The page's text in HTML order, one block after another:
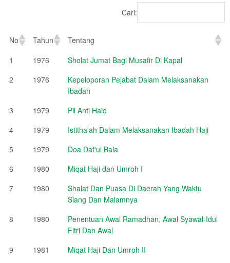
Cari:
No Tahun
Tentang
No
Tahun Tentang
1 1976
Sholat Jumat Bagi Musafir Di Kapal
2
1976
Kepeloporan Pejabat Dalam Melaksanakan
Ibadah
3
1979
Pil Anti Haid
4
1979
Istitha'ah Dalam Melaksanakan Ibadah Haji
5
1979
Doa Daf'ul Bala
6
1980
Miqat Haji dan Umroh I
7
1980
Shalat Dan Puasa Di Daerah Yang Waktu
Siang Dan Malamnya
8
1980
Penentuan Awal Ramadhan, Awal Syawal-Idul
Fitri Dan Awal
9
1981
Miqat Haji Dan Umroh II